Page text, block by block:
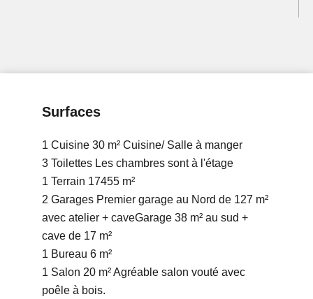
Surfaces
1 Cuisine 30 m² Cuisine/ Salle à manger
3 Toilettes Les chambres sont à l'étage
1 Terrain 17455 m²
2 Garages Premier garage au Nord de 127 m²
avec atelier + caveGarage 38 m² au sud +
cave de 17 m²
1 Bureau 6 m²
1 Salon 20 m²Agréable salon vouté avec
poêle à bois.